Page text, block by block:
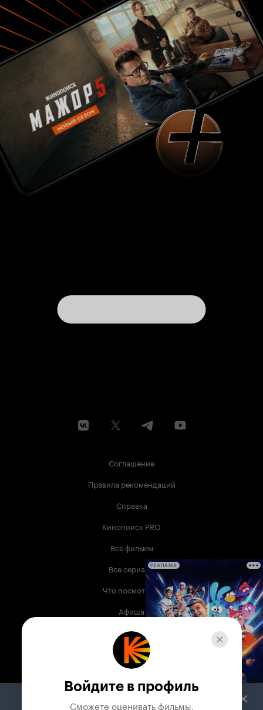
Соглашение
Правила рекомендаций
Справка
Кинопоиск PRO
Все фильмы
Все сериалы
Что посмотреть
Афиша
Музыка
Телепрограмма
Служба поддержки
РЕКЛАМА
Войдите в профиль
Сможете оценивать фильмы,